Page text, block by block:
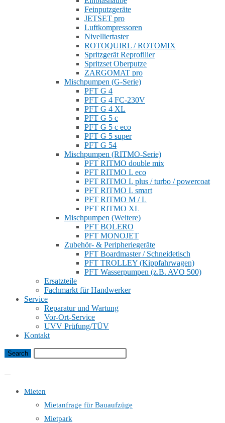
Feinputzgeräte
JETSET pro
Luftkompressoren
Nivelliertaster
ROTOQUIRL / ROTOMIX
Spritzgerät Reprofilier
Spritzset Oberputze
ZARGOMAT pro
Mischpumpen (G-Serie)
PFT G 4
PFT G 4 FC-230V
PFT G 4 XL
PFT G 5 c
PFT G 5 c eco
PFT G 5 super
PFT G 54
Mischpumpen (RITMO-Serie)
PFT RITMO double mix
PFT RITMO L eco
PFT RITMO L plus / turbo / powercoat
PFT RITMO L smart
PFT RITMO M / L
PFT RITMO XL
Mischpumpen (Weitere)
PFT BOLERO
PFT MONOJET
Zubehör- & Peripheriegeräte
PFT Boardmaster / Schneidetisch
PFT TROLLEY (Kippfahrwagen)
PFT Wasserpumpen (z.B. AVO 500)
Ersatzteile
Fachmarkt für Handwerker
Service
Reparatur und Wartung
Vor-Ort-Service
UVV Prüfung/TÜV
Kontakt
Mieten
Mietanfrage für Bauaufzüge
Mietpark